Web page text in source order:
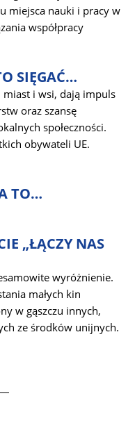
miejsca nauki i pracy w
współpracy
SIĘGAĆ…
miast i wsi, dają impuls
oraz szansę
społeczności.
obywateli UE.
TO…
„ŁĄCZY NAS
wyróżnienie.
małych kin
w gąszczu innych,
ze środków unijnych.